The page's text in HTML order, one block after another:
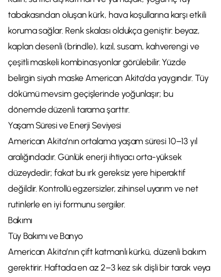
tabakasından oluşan kürk, hava koşullarına karşı etkili
koruma sağlar. Renk skalası oldukça geniştir: beyaz,
kaplan desenli (brindle), kızıl, susam, kahverengi ve
çeşitli maskeli kombinasyonlar görülebilir. Yüzde
belirgin siyah maske American Akita’da yaygındır. Tüy
dökümü mevsim geçişlerinde yoğunlaşır; bu
dönemde düzenli tarama şarttır.
Yaşam Süresi ve Enerji Seviyesi
American Akita’nın ortalama yaşam süresi 10–13 yıl
aralığındadır. Günlük enerji ihtiyacı orta-yüksek
düzeydedir; fakat bu ırk gereksiz yere hiperaktif
değildir. Kontrollü egzersizler, zihinsel uyarım ve net
rutinlerle en iyi formunu sergiler.
Bakımı
Tüy Bakımı ve Banyo
American Akita’nın çift katmanlı kürkü, düzenli bakım
gerektirir. Haftada en az 2–3 kez sık dişli bir tarak veya